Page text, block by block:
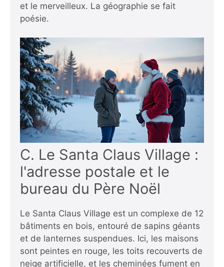
et le merveilleux. La géographie se fait
poésie.
C. Le Santa Claus Village :
l'adresse postale et le
bureau du Père Noël
Le Santa Claus Village est un complexe de 12
bâtiments en bois, entouré de sapins géants
et de lanternes suspendues. Ici, les maisons
sont peintes en rouge, les toits recouverts de
neige artificielle, et les cheminées fument en